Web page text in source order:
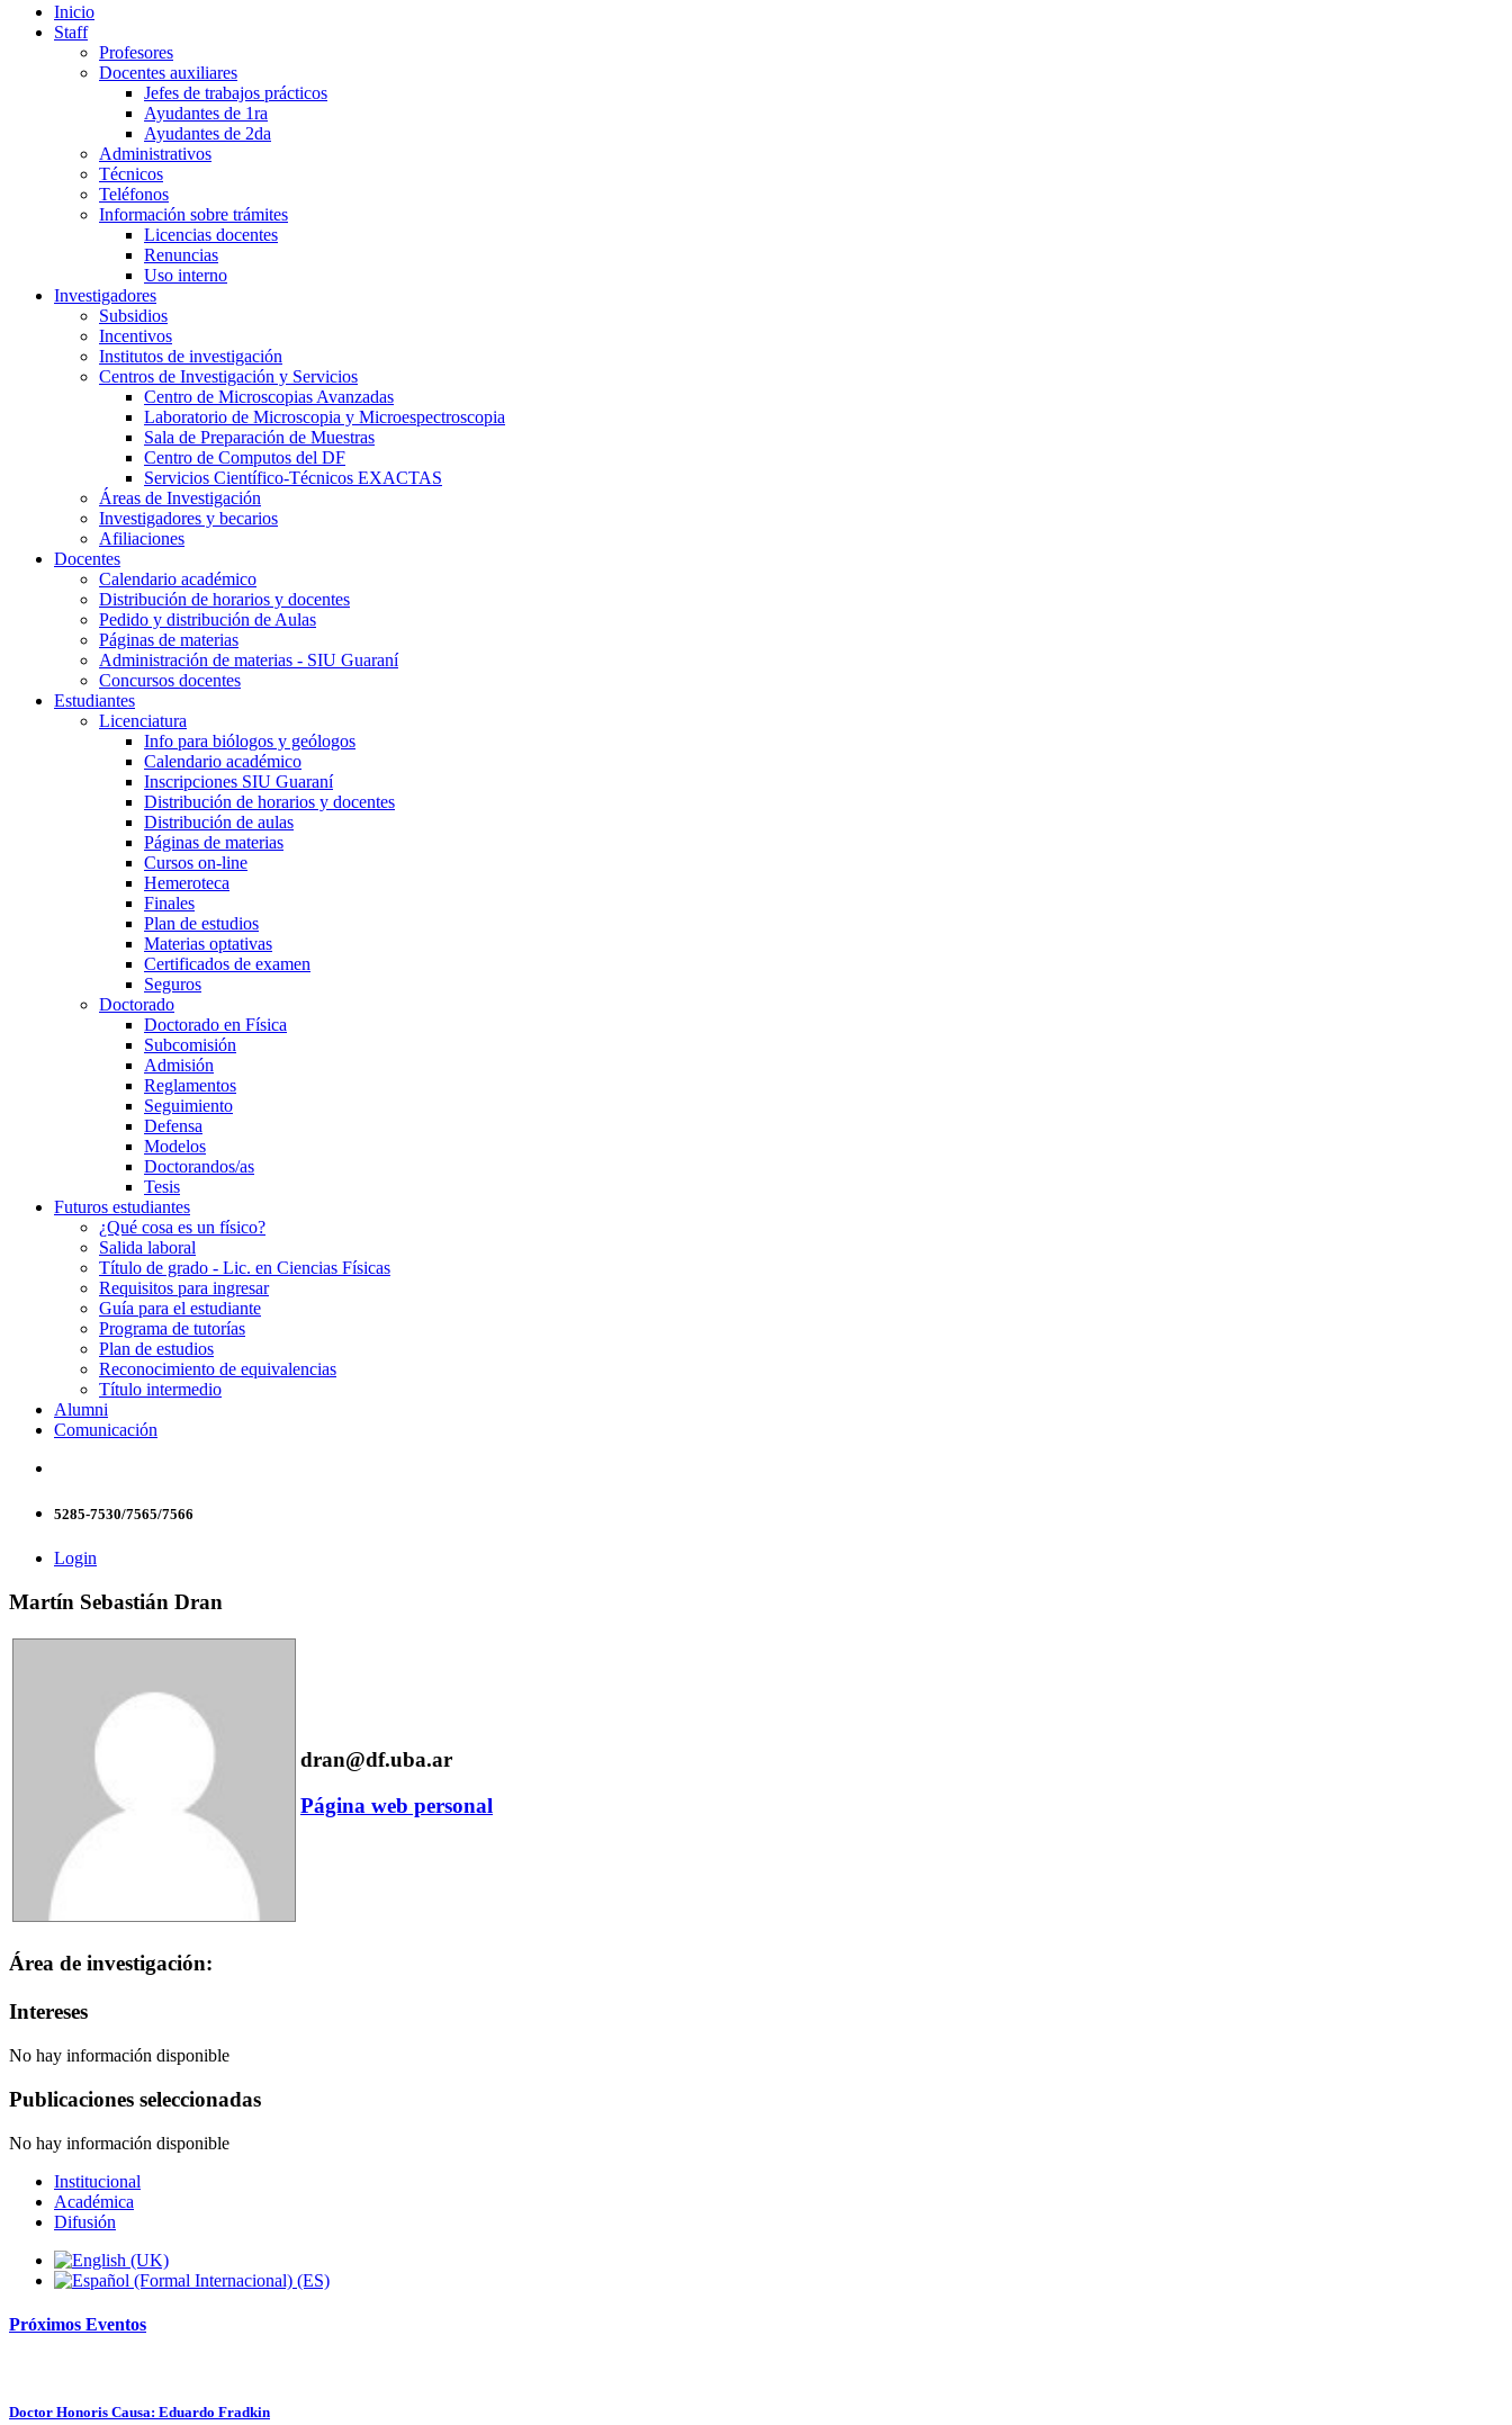
Inicio
Staff
Profesores
Docentes auxiliares
Jefes de trabajos prácticos
Ayudantes de 1ra
Ayudantes de 2da
Administrativos
Técnicos
Teléfonos
Información sobre trámites
Licencias docentes
Renuncias
Uso interno
Investigadores
Subsidios
Incentivos
Institutos de investigación
Centros de Investigación y Servicios
Centro de Microscopias Avanzadas
Laboratorio de Microscopia y Microespectroscopia
Sala de Preparación de Muestras
Centro de Computos del DF
Servicios Científico-Técnicos EXACTAS
Áreas de Investigación
Investigadores y becarios
Afiliaciones
Docentes
Calendario académico
Distribución de horarios y docentes
Pedido y distribución de Aulas
Páginas de materias
Administración de materias - SIU Guaraní
Concursos docentes
Estudiantes
Licenciatura
Info para biólogos y geólogos
Calendario académico
Inscripciones SIU Guaraní
Distribución de horarios y docentes
Distribución de aulas
Páginas de materias
Cursos on-line
Hemeroteca
Finales
Plan de estudios
Materias optativas
Certificados de examen
Seguros
Doctorado
Doctorado en Física
Subcomisión
Admisión
Reglamentos
Seguimiento
Defensa
Modelos
Doctorandos/as
Tesis
Futuros estudiantes
¿Qué cosa es un físico?
Salida laboral
Título de grado - Lic. en Ciencias Físicas
Requisitos para ingresar
Guía para el estudiante
Programa de tutorías
Plan de estudios
Reconocimiento de equivalencias
Título intermedio
Alumni
Comunicación
5285-7530/7565/7566
Login
Martín Sebastián Dran
dran@df.uba.ar
Página web personal
Área de investigación:
Intereses
No hay información disponible
Publicaciones seleccionadas
No hay información disponible
Institucional
Académica
Difusión
Próximos Eventos
Doctor Honoris Causa: Eduardo Fradkin